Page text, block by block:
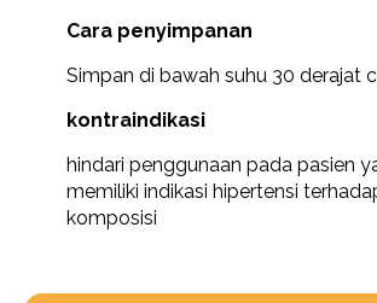
Cara penyimpanan
Simpan di bawah suhu 30 derajat
kontraindikasi
hindari penggunaan pada pasien
memiliki indikasi hipertensi
komposisi